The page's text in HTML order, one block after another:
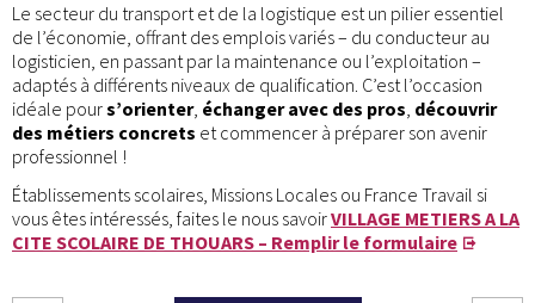
Le secteur du transport et de la logistique est un pilier essentiel
de l’économie, offrant des emplois variés – du conducteur au
logisticien, en passant par la maintenance ou l’exploitation –
adaptés à différents niveaux de qualification. C’est l’occasion
idéale pours’orienter, échanger avec des pros, découvrir
des métiers concrets et commencer à préparer son avenir
professionnel !
Établissements scolaires, Missions Locales ou France Travail si
vous êtes intéressés, faites le nous savoirVILLAGE METIERS A LA
CITE SCOLAIRE DE THOUARS – Remplir le formulaire